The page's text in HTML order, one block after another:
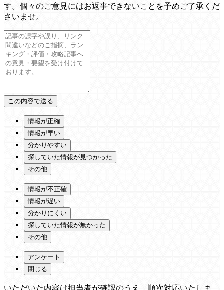
す。個々のご意見にはお返事できないことを予めご了承くだ
さいませ。
情報が正確
情報が早い
分かりやすい
探していた情報が見つかった
その他
情報が不正確
情報が遅い
分かりにくい
探していた情報が無かった
その他
アンケート
閉じる
いただいた内容は担当者が確認のうえ、順次対応いたしま